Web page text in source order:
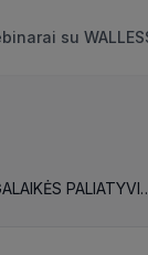
su
MEDICINOS PRIETAISAI ILGALAIKĖS